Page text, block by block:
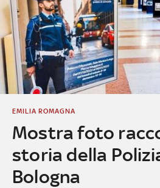
Mostra foto
storia della
Bologna
EMILIA ROMAGNA